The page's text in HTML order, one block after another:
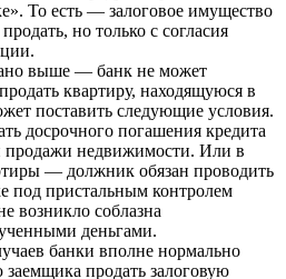
То есть — залоговое имущество
но только с согласия
выше — банк не может
квартиру, находящуюся в
поставить следующие условия.
досрочного погашения кредита
продажи недвижимости. Или в
— должник обязан проводить
под пристальным контролем
возникло соблазна
деньгами.
банки вполне нормально
продать залоговую